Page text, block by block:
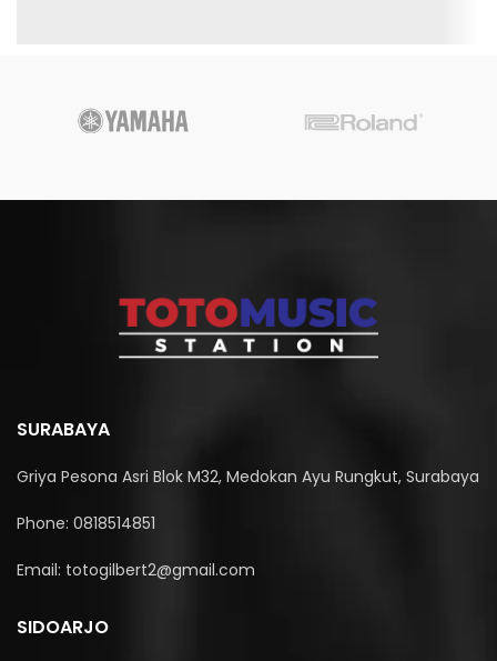
SURABAYA
Griya Pesona Asri Blok M32, Medokan Ayu Rungkut, Surabaya
Phone: 0818514851
Email: totogilbert2@gmail.com
SIDOARJO